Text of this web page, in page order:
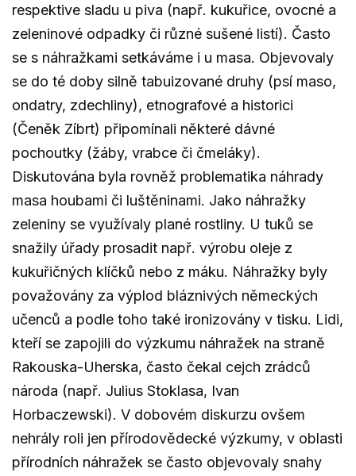
respektive sladu u piva (např. kukuřice, ovocné a
zeleninové odpadky či různé sušené listí). Často
se s náhražkami setkáváme i u masa. Objevovaly
se do té doby silně tabuizované druhy (psí maso,
ondatry, zdechliny), etnografové a historici
(Čeněk Zíbrt) připomínali některé dávné
pochoutky (žáby, vrabce či čmeláky).
Diskutována byla rovněž problematika náhrady
masa houbami či luštěninami. Jako náhražky
zeleniny se využívaly plané rostliny. U tuků se
snažily úřady prosadit např. výrobu oleje z
kukuřičných klíčků nebo z máku. Náhražky byly
považovány za výplod bláznivých německých
učenců a podle toho také ironizovány v tisku. Lidi,
kteří se zapojili do výzkumu náhražek na straně
Rakouska-Uherska, často čekal cejch zrádců
národa (např. Julius Stoklasa, Ivan
Horbaczewski). V dobovém diskurzu ovšem
nehrály roli jen přírodovědecké výzkumy, v oblasti
přírodních náhražek se často objevovaly snahy